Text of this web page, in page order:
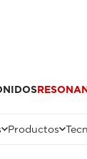
Productos